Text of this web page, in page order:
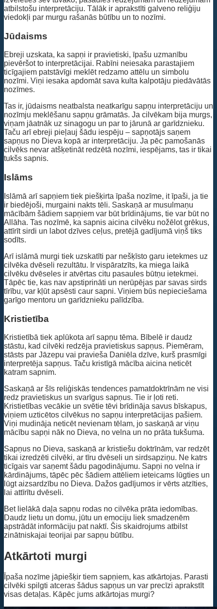
atbilstošu interpretāciju. Tālāk ir aprakstīti galveno reliģiju
viedokļi par murgu rašanās būtību un to nozīmi.
Jūdaisms
Ebreji uzskata, ka sapņi ir pravietiski, īpašu uzmanību
pievēršot to interpretācijai. Rabīni neiesaka parastajiem
ticīgajiem patstāvīgi meklēt redzamo attēlu un simbolu
nozīmi. Viņi iesaka apdomāt sava kulta kalpotāju piedāvātās
nozīmes.
Tas ir, jūdaisms neatbalsta neatkarīgu sapņu interpretāciju un
nozīmju meklēšanu sapņu grāmatās. Ja cilvēkam bija murgs,
viņam jāatnāk uz sinagogu un par to jārunā ar garīdznieku.
Taču arī ebreji pieļauj šādu iespēju – sapņotājs saņem
sapņus no Dieva kopā ar interpretāciju. Ja pēc pamošanās
cilvēks nevar atšķetināt redzētā nozīmi, iespējams, tas ir tikai
tukšs sapnis.
Islāms
Islāmā arī sapņiem tiek piešķirta īpaša nozīme, it īpaši, ja tie
ir biedējoši, murgaini nakts tēli. Saskaņā ar musulmaņu
mācībām šādiem sapņiem var būt brīdinājums, tie var būt no
Allāha. Tas nozīmē, ka sapnis aicina cilvēku nožēlot grēkus,
attīrīt sirdi un labot dzīves ceļus, pretējā gadījumā viņš tiks
sodīts.
Arī islāmā murgi tiek uzskatīti par nešķīsto garu ietekmes uz
cilvēka dvēseli rezultātu. Ir vispāratzīts, ka miega laikā
cilvēku dvēseles ir atvērtas citu pasaules būtņu ietekmei.
Tāpēc tie, kas nav apstiprināti un nerūpējas par savas sirds
tīrību, var kļūt apsēsti caur sapni. Viņiem būs nepieciešama
garīgo mentoru un garīdznieku palīdzība.
Kristietība
Kristietībā tiek aplūkota arī sapņu tēma. Bībelē ir daudz
stāstu, kad cilvēki redzēja pravietiskus sapņus. Piemēram,
stāsts par Jāzepu vai pravieša Daniēla dzīve, kurš prasmīgi
interpretēja sapņus. Taču kristīgā mācība aicina neticēt
katram sapnim.
Saskaņā ar šīs reliģiskās tendences pamatdoktrīnām ne visi
redz pravietiskus un svarīgus sapņus. Tie ir ļoti reti.
Kristietības vecākie un svētie tēvi brīdināja savus bīskapus,
viņiem uzticētos cilvēkus no sapņu interpretācijas pašiem.
Viņi mudināja neticēt nevienam tēlam, jo ​​saskaņā ar viņu
mācību sapņi nāk no Dieva, no velna un no prāta tukšuma.
Sapņus no Dieva, saskaņā ar kristiešu doktrīnām, var redzēt
tikai izredzēti cilvēki, ar tīru dvēseli un sirdsapziņu. Ne katrs
ticīgais var saņemt šādu pagodinājumu. Sapņi no velna ir
kārdinājums, tāpēc pēc šādiem attēliem ieteicams lūgties un
lūgt aizsardzību no Dieva. Dažos gadījumos ir vērts atzīties,
lai attīrītu dvēseli.
Bet lielākā daļa sapņu rodas no cilvēka prāta iedomības.
Daudz lietu un domu, jūtu un emociju liek smadzenēm
apstrādāt informāciju pat naktī. Šis skaidrojums atbilst
zinātniskajai teorijai par sapņu būtību.
Atkārtoti murgi
Īpaša nozīme jāpiešķir tiem sapņiem, kas atkārtojas. Parasti
cilvēki spilgti atceras šādus sapņus un var precīzi aprakstīt
visas detaļas. Kāpēc jums atkārtojas murgi?